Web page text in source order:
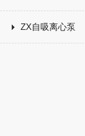
ZX自吸离心泵